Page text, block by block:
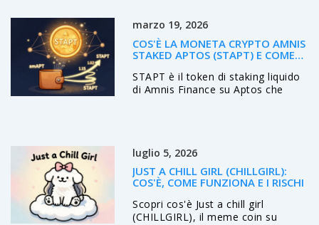
marzo 19, 2026
COS'È LA MONETA CRYPTO AMNIS
STAKED APTOS (STAPT) E COME
STAPT è il token di staking liquido
di Amnis Finance su Aptos che
integra con decine di protocolli
DeFi.
luglio 5, 2026
JUST A CHILL GIRL (CHILLGIRL):
COS'È, COME FUNZIONA E I RISCHI
Scopri cos'è Just a chill girl
(CHILLGIRL), il meme coin su